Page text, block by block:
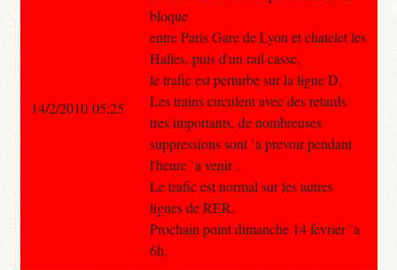
bloque
entre Paris Gare de Lyon et chatelet les
Halles, puis d'un rail casse,
le trafic est perturbe sur la ligne D.
Les trains circulent avec des retards
tres importants, de nombreuses
suppressions sont `a prevoir pendant
l'heure `a venir .
Le trafic est normal sur les autres
lignes de RER.
Prochain point dimanche 14 fevrier `a
6h.
14/2/2010 05:25